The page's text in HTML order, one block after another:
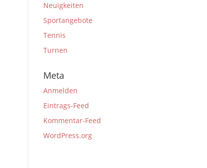
Neuigkeiten
Sportangebote
Tennis
Turnen
Meta
Anmelden
Eintrags-Feed
Kommentar-Feed
WordPress.org